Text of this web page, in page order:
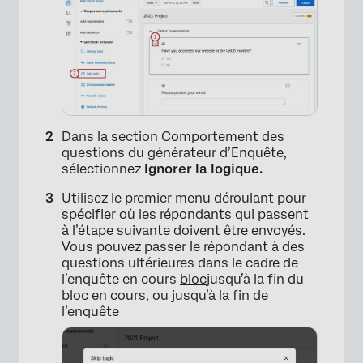
Dans la section Comportement des
questions du générateur d’Enquête,
sélectionnez Ignorer la logique.
Utilisez le premier menu déroulant pour
spécifier où les répondants qui passent
à l’étape suivante doivent être envoyés.
Vous pouvez passer le répondant à des
questions ultérieures dans le cadre de
l’enquête en cours blocjusqu’à la fin du
bloc en cours, ou jusqu’à la fin de
l’enquête